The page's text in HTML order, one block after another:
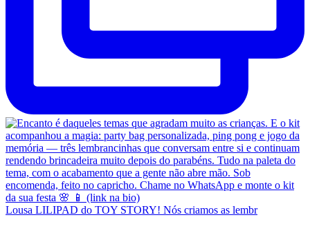
Lousa LILIPAD do TOY STORY! Nós criamos as lembr